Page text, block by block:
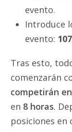
evento.
Introduce
evento:
Tras esto,
comenzarán
competirán
en 8 horas.
posiciones en